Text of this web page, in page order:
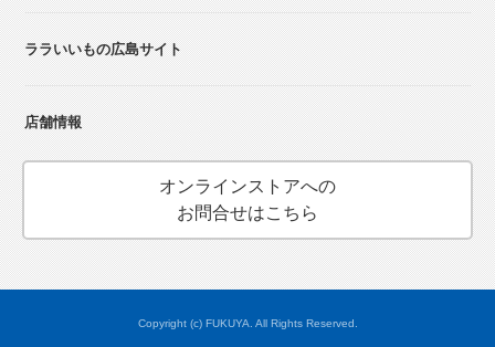
ララいいもの広島サイト
店舗情報
オンラインストアへの
お問合せはこちら
Copyright (c) FUKUYA. All Rights Reserved.